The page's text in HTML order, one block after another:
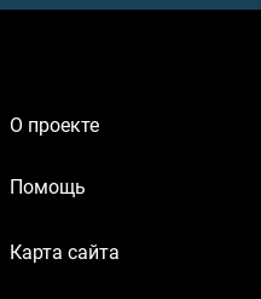
О проекте
Помощь
Карта сайта